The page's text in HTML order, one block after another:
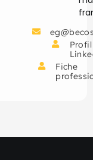
Profil
Fiche